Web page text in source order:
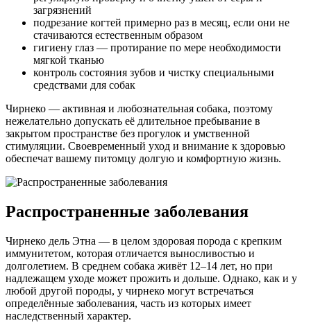
загрязнений
подрезание когтей примерно раз в месяц, если они не
стачиваются естественным образом
гигиену глаз — протирание по мере необходимости
мягкой тканью
контроль состояния зубов и чистку специальными
средствами для собак
Чирнеко — активная и любознательная собака, поэтому
нежелательно допускать её длительное пребывание в
закрытом пространстве без прогулок и умственной
стимуляции. Своевременный уход и внимание к здоровью
обеспечат вашему питомцу долгую и комфортную жизнь.
Распространенные заболевания
Чирнеко дель Этна — в целом здоровая порода с крепким
иммунитетом, которая отличается выносливостью и
долголетием. В среднем собака живёт 12–14 лет, но при
надлежащем уходе может прожить и дольше. Однако, как и у
любой другой породы, у чирнеко могут встречаться
определённые заболевания, часть из которых имеет
наследственный характер.